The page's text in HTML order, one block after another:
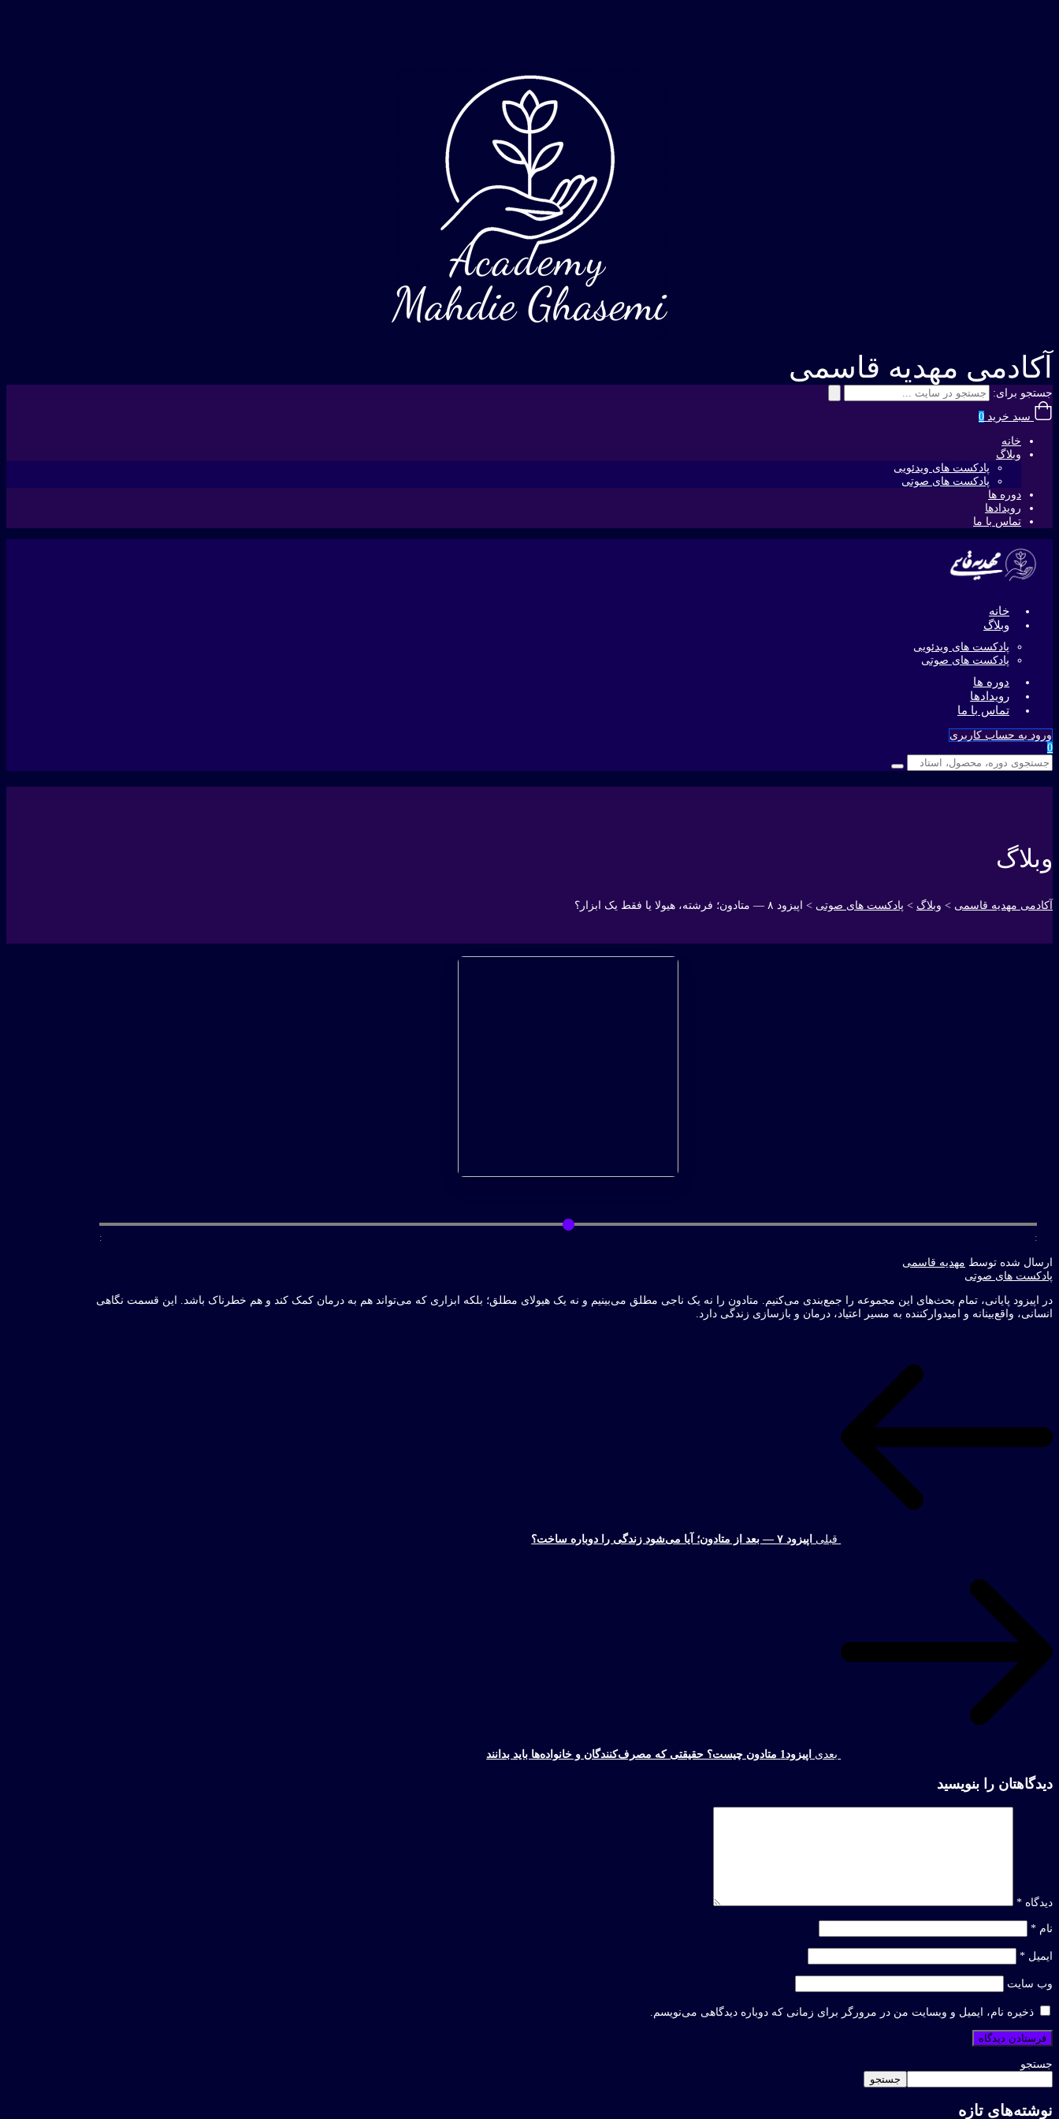
آکادمی مهدیه قاسمی
جستجو برای:
سبد خرید 0
خانه
وبلاگ
پادکست های ویدئویی
پادکست های صوتی
دوره ها
رویدادها
تماس با ما
خانه
وبلاگ
پادکست های ویدئویی
پادکست های صوتی
دوره ها
رویدادها
تماس با ما
ورود به حساب کاربری
0
وبلاگ
آکادمی مهدیه قاسمی > وبلاگ > پادکست های صوتی > اپیزود ۸ — متادون؛ فرشته، هیولا یا فقط یک ابزار؟
: :
ارسال شده توسط مهدیه قاسمی
پادکست های صوتی
در اپیزود پایانی، تمام بحث‌های این مجموعه را جمع‌بندی می‌کنیم. متادون را نه یک ناجی مطلق می‌بینیم و نه یک هیولای مطلق؛ بلکه ابزاری که می‌تواند هم به درمان کمک کند و هم خطرناک باشد. این قسمت نگاهی
انسانی، واقع‌بینانه و امیدوارکننده به مسیر اعتیاد، درمان و بازسازی زندگی دارد.
قبلی اپیزود ۷ — بعد از متادون؛ آیا می‌شود زندگی را دوباره ساخت؟
بعدی اپیزود1 م​تادون چیست؟ حقیقتی که مصرف‌کنندگان و خانواده‌ها باید بدانند
دیدگاهتان را بنویسید
دیدگاه *
نام *
ایمیل *
وب‌ سایت
ذخیره نام، ایمیل و وبسایت من در مرورگر برای زمانی که دوباره دیدگاهی می‌نویسم.
جستجو
جستجو
نوشته‌های تازه